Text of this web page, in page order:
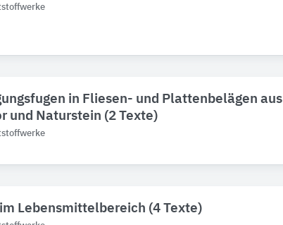
in Fliesen- und Plattenbelägen aus
und Naturstein (2 Texte)
im Lebensmittelbereich (4 Texte)